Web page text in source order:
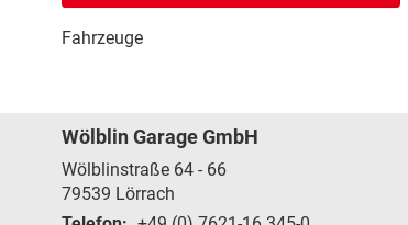
Fahrzeuge
Wölblin Garage GmbH
Wölblinstraße 64 - 66
79539 Lörrach